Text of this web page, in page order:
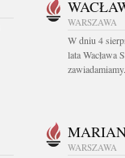
WARSZAWA
W dniu 4
lata Wacława
WARSZAWA